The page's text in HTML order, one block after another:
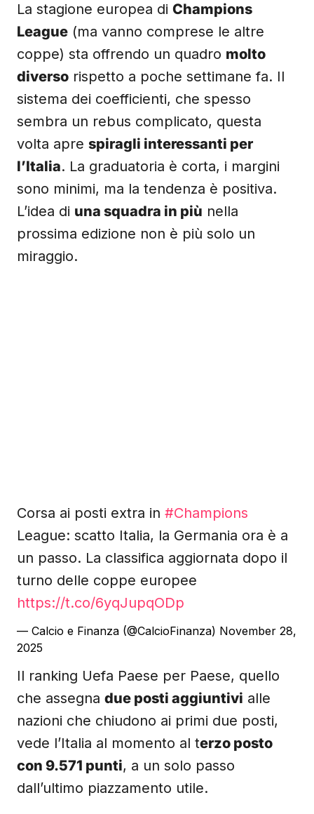
La stagione europea di Champions
League (ma vanno comprese le altre
coppe) sta offrendo un quadro molto
diverso rispetto a poche settimane fa. Il
sistema dei coefficienti, che spesso
sembra un rebus complicato, questa
volta apre spiragli interessanti per
l’Italia. La graduatoria è corta, i margini
sono minimi, ma la tendenza è positiva.
L’idea di una squadra in più nella
prossima edizione non è più solo un
miraggio.
Corsa ai posti extra in #Champions
League: scatto Italia, la Germania ora è a
un passo. La classifica aggiornata dopo il
turno delle coppe europee
https://t.co/6yqJupqODp
— Calcio e Finanza (@CalcioFinanza) November 28,
2025
Il ranking Uefa Paese per Paese, quello
che assegna due posti aggiuntivi alle
nazioni che chiudono ai primi due posti,
vede l’Italia al momento al terzo posto
con 9.571 punti, a un solo passo
dall’ultimo piazzamento utile.